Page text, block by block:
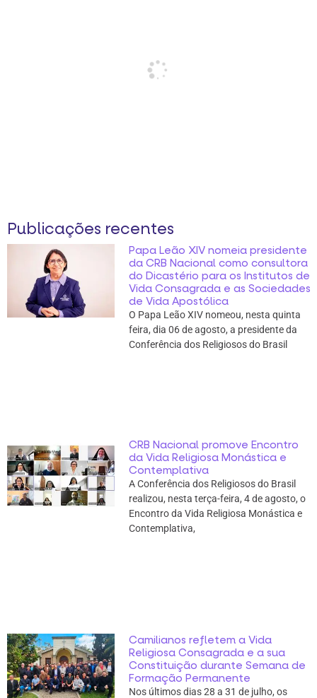
Publicações recentes
Papa Leão XIV nomeia presidente
da CRB Nacional como consultora
do Dicastério para os Institutos de
Vida Consagrada e as Sociedades
de Vida Apostólica
O Papa Leão XIV nomeou, nesta quinta
feira, dia 06 de agosto, a presidente da
Conferência dos Religiosos do Brasil
CRB Nacional promove Encontro
da Vida Religiosa Monástica e
Contemplativa
A Conferência dos Religiosos do Brasil
realizou, nesta terça-feira, 4 de agosto, o
Encontro da Vida Religiosa Monástica e
Contemplativa,
Camilianos refletem a Vida
Religiosa Consagrada e a sua
Constituição durante Semana de
Formação Permanente
Nos últimos dias 28 a 31 de julho, os